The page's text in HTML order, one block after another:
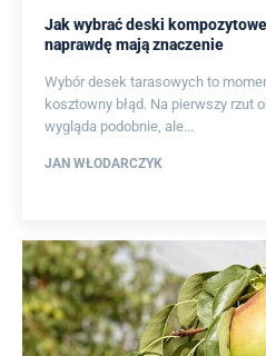
Jak wybrać deski
naprawdę mają znaczenie
Wybór desek tarasowych to
kosztowny błąd. Na pierwszy rzut
wygląda podobnie, ale...
JAN WŁODARCZYK